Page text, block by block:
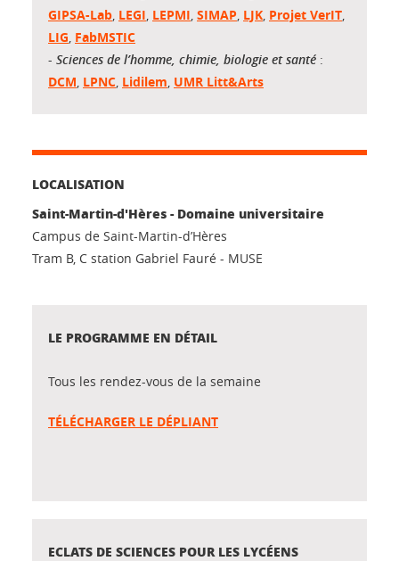
GIPSA-Lab LEGI LEPMI SIMAP LJK Projet VerIT
LIG FabMSTIC
- Sciences de l’homme, chimie, biologie et santé :
DCM LPNC Lidilem UMR Litt&Arts
LOCALISATION
Saint-Martin-d'Hères - Domaine universitaire
Campus de Saint-Martin-d’Hères
Tram B, C station Gabriel Fauré - MUSE
LE PROGRAMME EN DÉTAIL
Tous les rendez-vous de la semaine
TÉLÉCHARGER LE DÉPLIANT
ECLATS DE SCIENCES POUR LES LYCÉENS